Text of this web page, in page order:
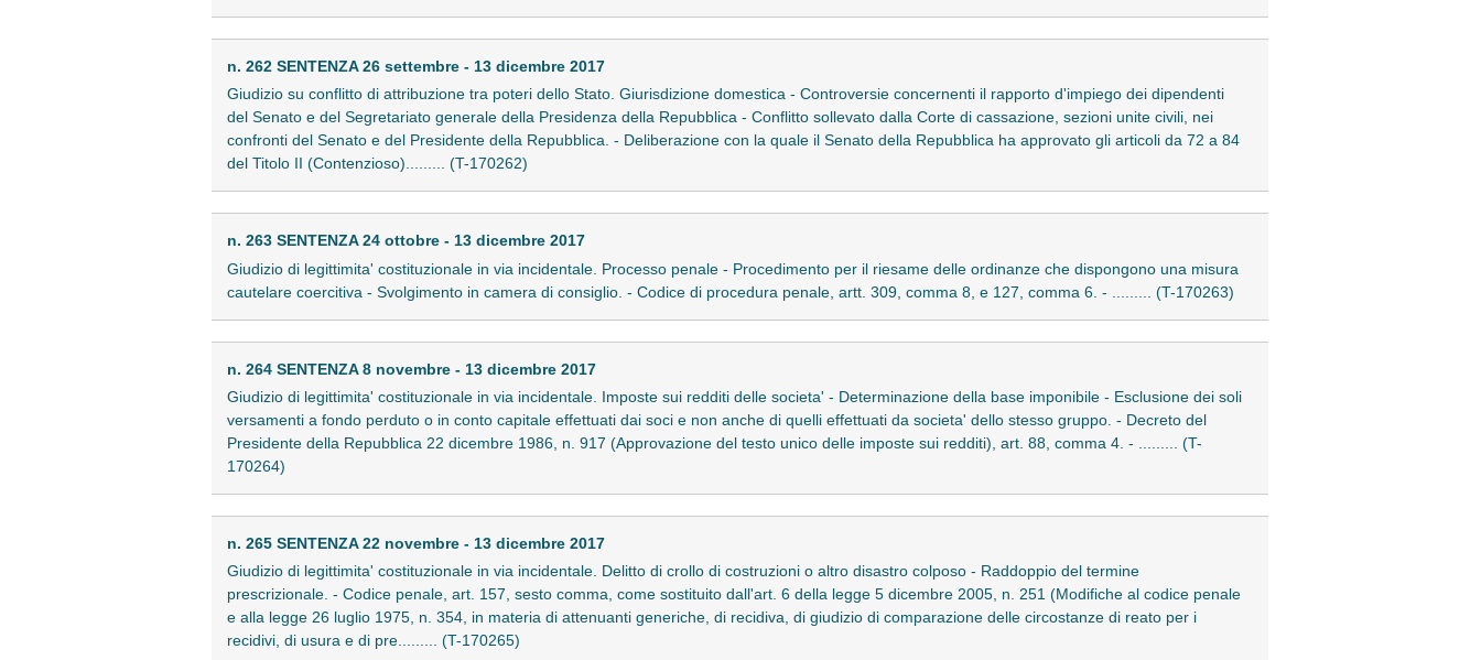
n. 262 SENTENZA 26 settembre - 13 dicembre 2017
Giudizio su conflitto di attribuzione tra poteri dello Stato. Giurisdizione domestica - Controversie concernenti il rapporto d'impiego dei dipendenti
del Senato e del Segretariato generale della Presidenza della Repubblica - Conflitto sollevato dalla Corte di cassazione, sezioni unite civili, nei
confronti del Senato e del Presidente della Repubblica. - Deliberazione con la quale il Senato della Repubblica ha approvato gli articoli da 72 a 84
del Titolo II (Contenzioso)......... (T-170262)
n. 263 SENTENZA 24 ottobre - 13 dicembre 2017
Giudizio di legittimita' costituzionale in via incidentale. Processo penale - Procedimento per il riesame delle ordinanze che dispongono una misura
cautelare coercitiva - Svolgimento in camera di consiglio. - Codice di procedura penale, artt. 309, comma 8, e 127, comma 6. - ......... (T-170263)
n. 264 SENTENZA 8 novembre - 13 dicembre 2017
Giudizio di legittimita' costituzionale in via incidentale. Imposte sui redditi delle societa' - Determinazione della base imponibile - Esclusione dei soli
versamenti a fondo perduto o in conto capitale effettuati dai soci e non anche di quelli effettuati da societa' dello stesso gruppo. - Decreto del
Presidente della Repubblica 22 dicembre 1986, n. 917 (Approvazione del testo unico delle imposte sui redditi), art. 88, comma 4. - ......... (T-
170264)
n. 265 SENTENZA 22 novembre - 13 dicembre 2017
Giudizio di legittimita' costituzionale in via incidentale. Delitto di crollo di costruzioni o altro disastro colposo - Raddoppio del termine
prescrizionale. - Codice penale, art. 157, sesto comma, come sostituito dall'art. 6 della legge 5 dicembre 2005, n. 251 (Modifiche al codice penale
e alla legge 26 luglio 1975, n. 354, in materia di attenuanti generiche, di recidiva, di giudizio di comparazione delle circostanze di reato per i
recidivi, di usura e di pre......... (T-170265)